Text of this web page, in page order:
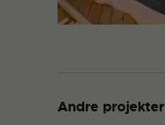
Andre projekter